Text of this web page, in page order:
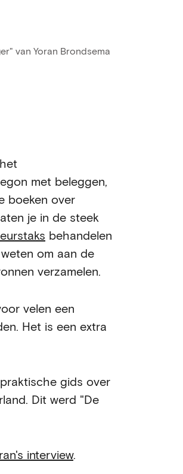
van Yoran Brondsema
met beleggen,
boeken over
je in de steek
behandelen
om aan de
verzamelen.
velen een
Het is een extra
gids over
Dit werd "De
interview.